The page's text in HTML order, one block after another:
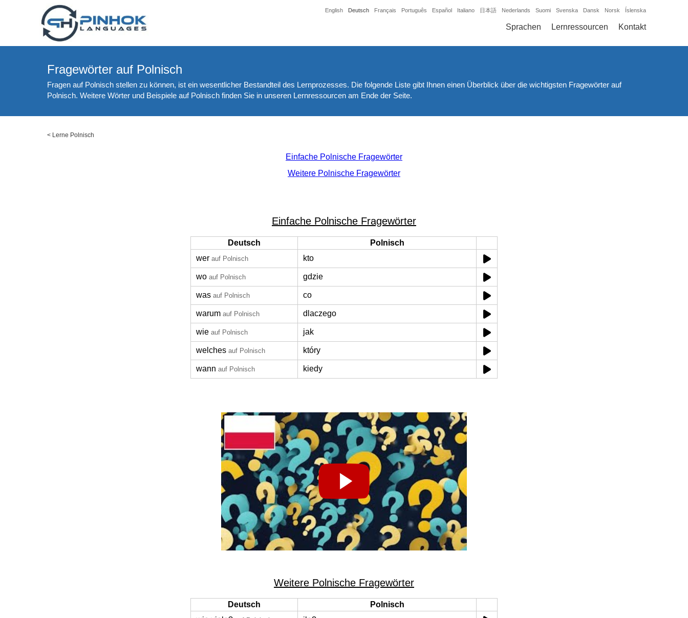
English Deutsch Français Português Español Italiano 日本語 Nederlands Suomi Svenska Dansk Norsk Íslenska
Sprachen Lernressourcen Kontakt
Fragewörter auf Polnisch
Fragen auf Polnisch stellen zu können, ist ein wesentlicher Bestandteil des Lernprozesses. Die folgende Liste gibt Ihnen einen Überblick über die wichtigsten Fragewörter auf
Polnisch. Weitere Wörter und Beispiele auf Polnisch finden Sie in unseren Lernressourcen am Ende der Seite.
< Lerne Polnisch
Einfache Polnische Fragewörter
Weitere Polnische Fragewörter
Einfache Polnische Fragewörter
Deutsch
Polnisch
wer auf Polnisch kto
wo auf Polnisch gdzie
was auf Polnisch co
warum auf Polnisch dlaczego
wie auf Polnisch jak
welches auf Polnisch który
wann auf Polnisch kiedy
Weitere Polnische Fragewörter
Deutsch
Polnisch